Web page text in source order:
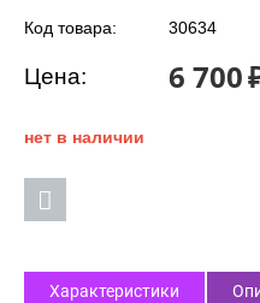
Код товара: 30634
Цена: 6 700
нет в наличии
Характеристики